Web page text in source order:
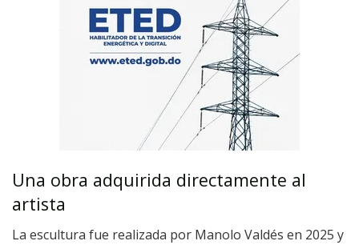
Una obra adquirida directamente al
artista
La escultura fue realizada por Manolo Valdés en 2025 y